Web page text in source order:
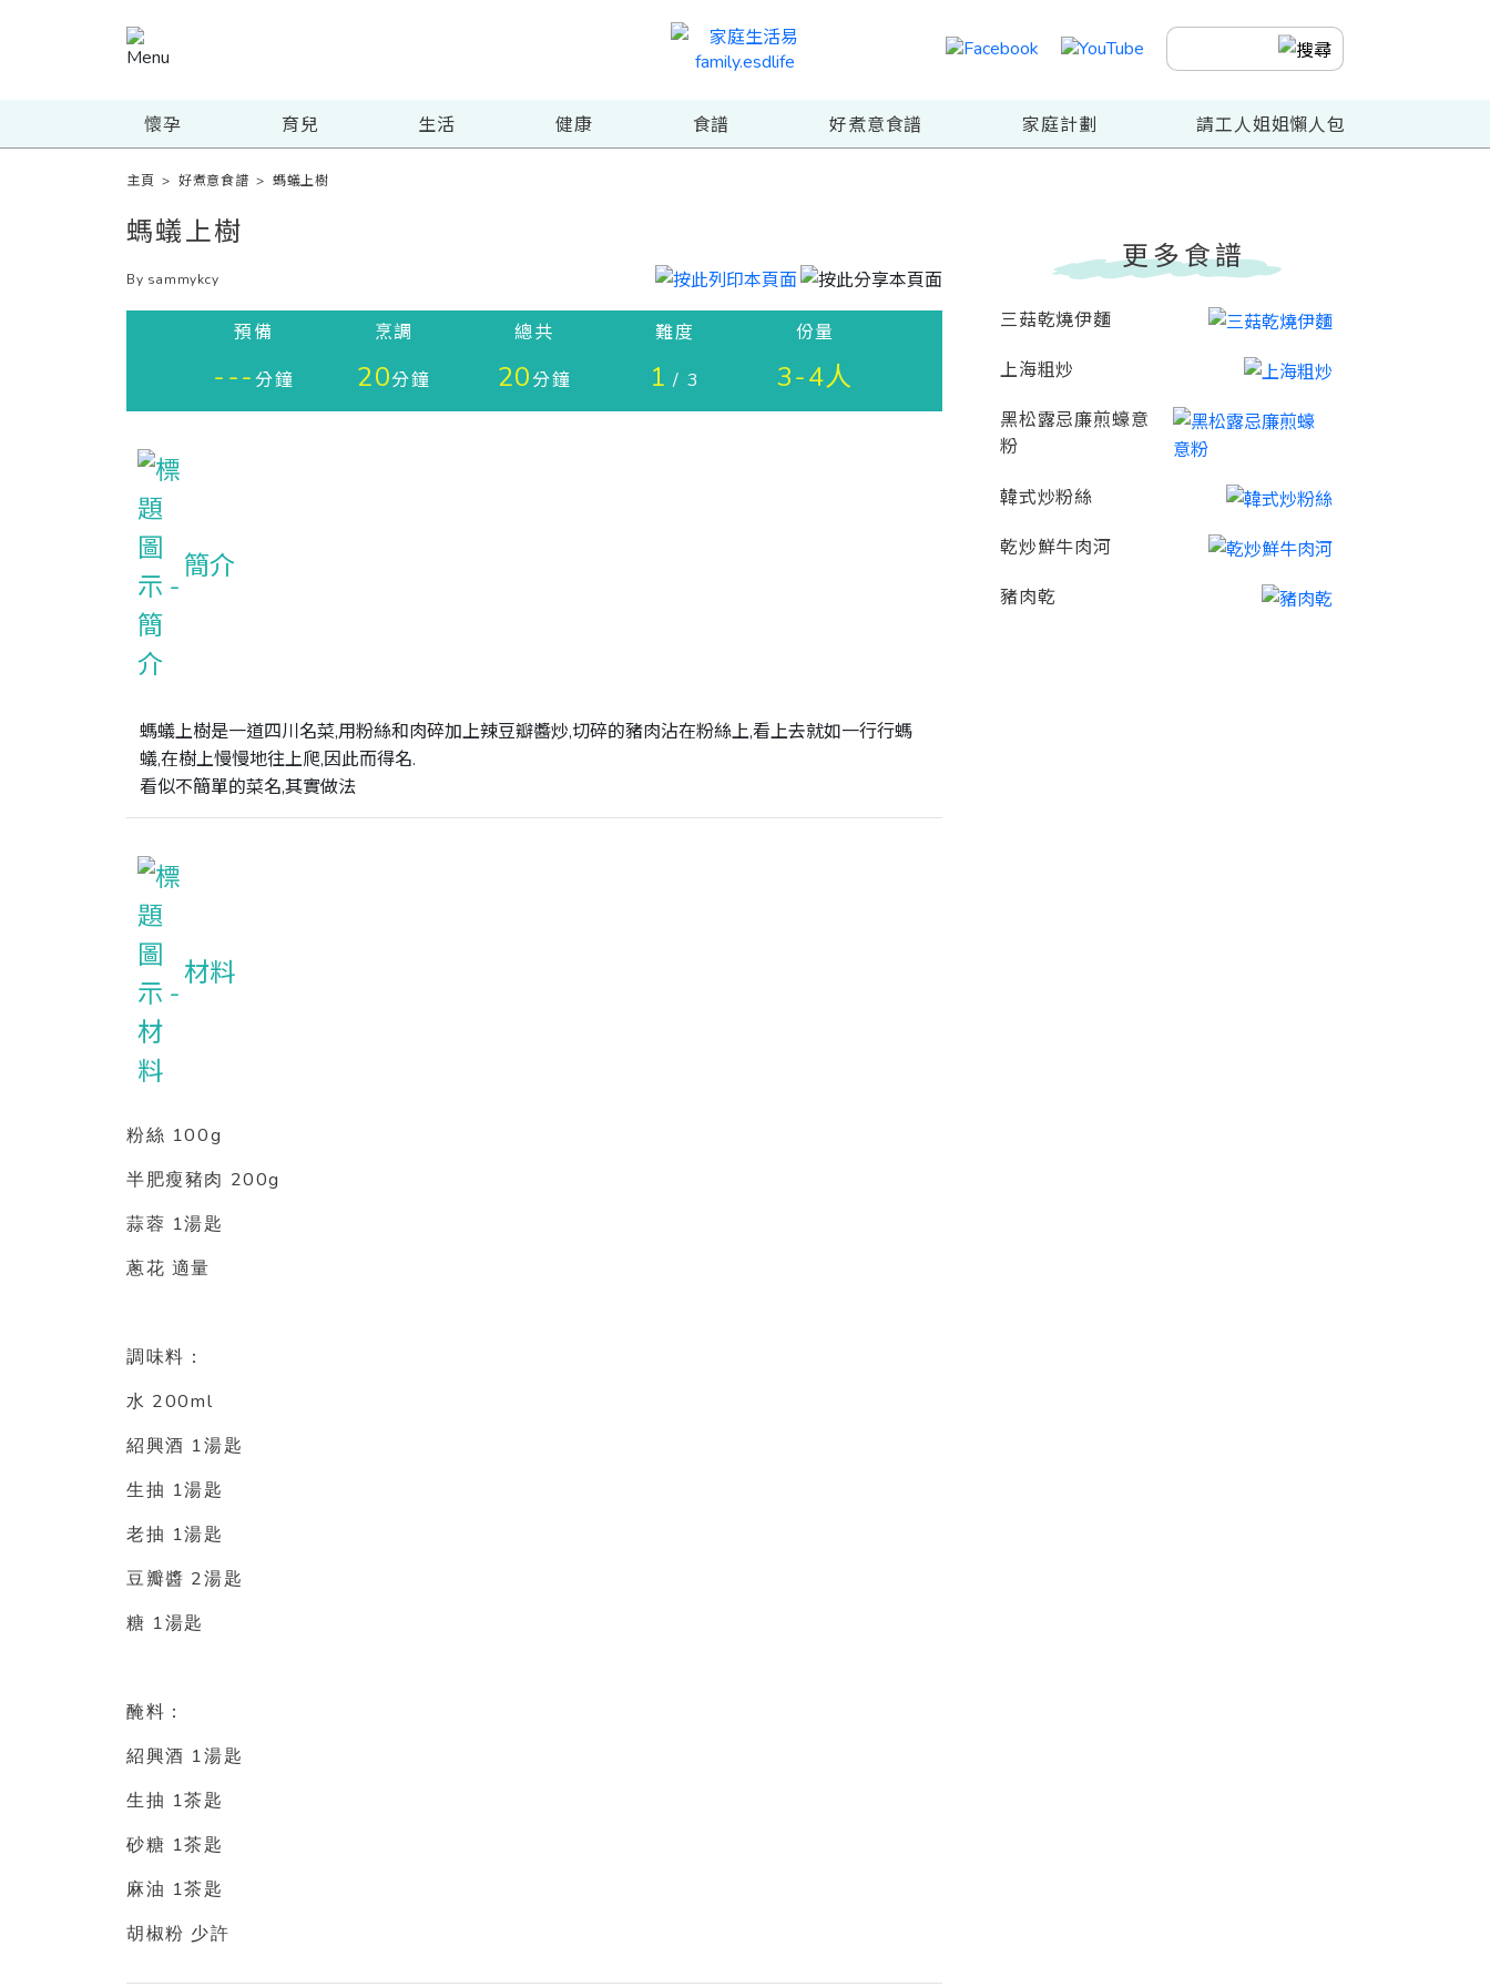
懷孕 育兒 生活 健康 食譜 好煮意食譜 家庭計劃 請工人姐姐懶人包
主頁 >好煮意食譜 >螞蟻上樹
螞蟻上樹
By sammykcy
預備
---分鐘
烹調
20分鐘
總共
20分鐘
難度
1 / 3
份量
3-4人
簡介
螞蟻上樹是一道四川名菜,用粉絲和肉碎加上辣豆瓣醬炒,切碎的豬肉沾在粉絲上,看上去就如一行行螞
蟻,在樹上慢慢地往上爬,因此而得名.
看似不簡單的菜名,其實做法
材料
粉絲 100g
半肥瘦豬肉 200g
蒜蓉 1湯匙
蔥花 適量
調味料：
水 200ml
紹興酒 1湯匙
生抽 1湯匙
老抽 1湯匙
豆瓣醬 2湯匙
糖 1湯匙
醃料：
紹興酒 1湯匙
生抽 1茶匙
砂糖 1茶匙
麻油 1茶匙
胡椒粉 少許
更多食譜
三菇乾燒伊麵
上海粗炒
黑松露忌廉煎蠔意
粉
韓式炒粉絲
乾炒鮮牛肉河
豬肉乾